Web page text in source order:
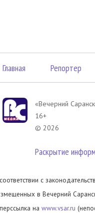
Главная Репортер
«Вечерний
16+
© 2026
Раскрытие
с
в Вечерний
на www.vsar.ru